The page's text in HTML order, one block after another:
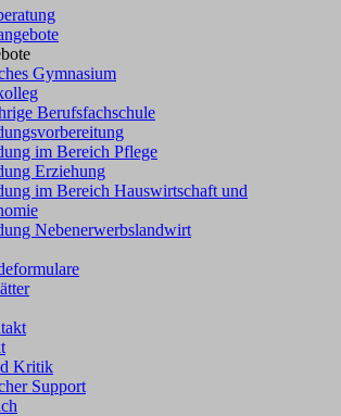
Gymnasium
Berufsfachschule
im Bereich Pflege
Erziehung
im Bereich Hauswirtschaft und
Nebenerwerbslandwirt
Kritik
Support